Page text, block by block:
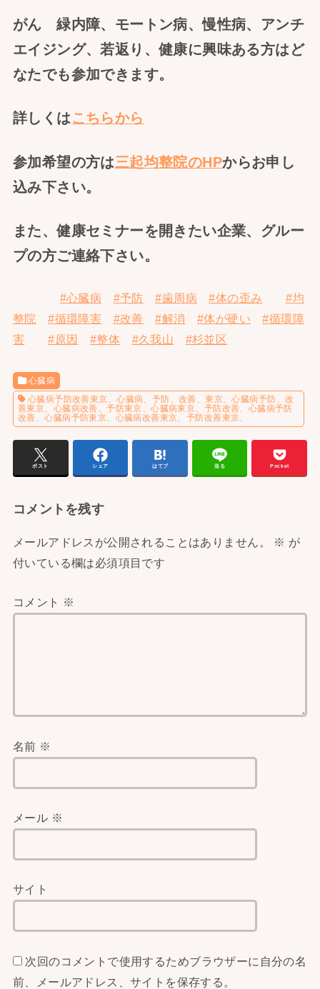
がん 緑内障、モートン病、慢性病、アンチ
エイジング、若返り、健康に興味ある方はど
なたでも参加できます。
詳しくはこちらから
参加希望の方は三起均整院のHPからお申し
込み下さい。
また、健康セミナーを開きたい企業、グルー
プの方ご連絡下さい。
#心臓病 #予防 #歯周病 #体の歪み
#均
整院
#循環障害 #改善 #解消 #体が硬い
#循環障
害
#原因 #整体 #久我山 #杉並区
心臓病
心臓病予防改善東京、心臓病、予防、改善、東京、心臓病予防、改
善東京、心臓病改善、予防東京、心臓病東京、予防改善、心臓病予防
改善、心臓病予防東京、心臓病改善東京、予防改善東京、
ポスト シェア はてブ 送る Pocket
コメントを残す
メールアドレスが公開されることはありません。 ※ が
付いている欄は必須項目です
コメント ※
名前 ※
メール ※
サイト
次回のコメントで使用するためブラウザーに自分の名
前、メールアドレス、サイトを保存する。